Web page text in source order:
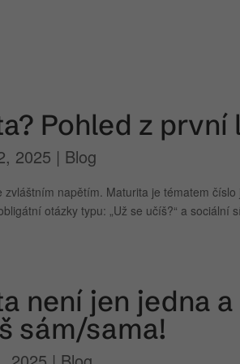
Pohled z první
2025 | Blog
napětím. Maturita je tématem
otázky typu: „Už se učíš?“ a sociální
není jen jedna a
sám/sama!